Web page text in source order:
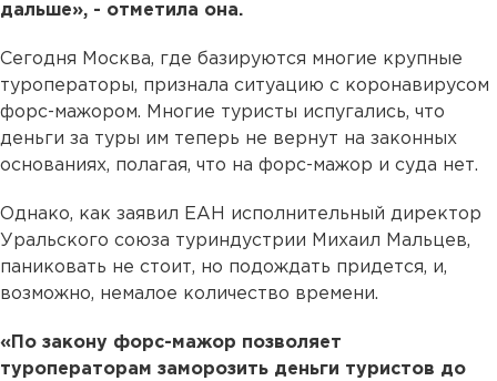
дальше», - отметила она.
Сегодня Москва, где базируются многие крупные
туроператоры, признала ситуацию с коронавирусом
форс-мажором. Многие туристы испугались, что
деньги за туры им теперь не вернут на законных
основаниях, полагая, что на форс-мажор и суда нет.
Однако, как заявил ЕАН исполнительный директор
Уральского союза туриндустрии Михаил Мальцев,
паниковать не стоит, но подождать придется, и,
возможно, немалое количество времени.
«По закону форс-мажор позволяет
туроператорам заморозить деньги туристов до